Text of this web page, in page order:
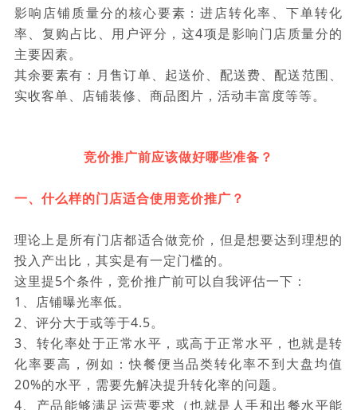
影响店铺质量分的核心要素：进店转化率、下单转化
率、复购占比、用户评分，这4项是影响门店质量分的
主要因素。
其余要素有：月售订单、起送价、配送费、配送范围、
实收客单、店铺装修、商品图片，活动丰富度等等。
竞价推广前应该做好哪些准备？
一、什么样的门店适合使用竞价推广？
理论上是所有门店都适合做竞价，但是想要达到理想的
投入产出比，其实是有一定门槛的。
这里提5个条件，竞价推广前可以自我评估一下：
1、店铺曝光率低。
2、评分大于或等于4.5。
3、转化率处于正常水平，或高于正常水平，也就是转
化率要高，例如：快餐便当品类转化率不到大盘均值
20%的水平，需要先解决提升转化率的问题。
4、产品能够满足运营要求（也就是人手和出餐水平能